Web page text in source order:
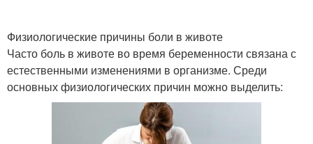
Физиологические причины боли в животе
Часто боль в животе во время беременности связана с
естественными изменениями в организме. Среди
основных физиологических причин можно выделить: